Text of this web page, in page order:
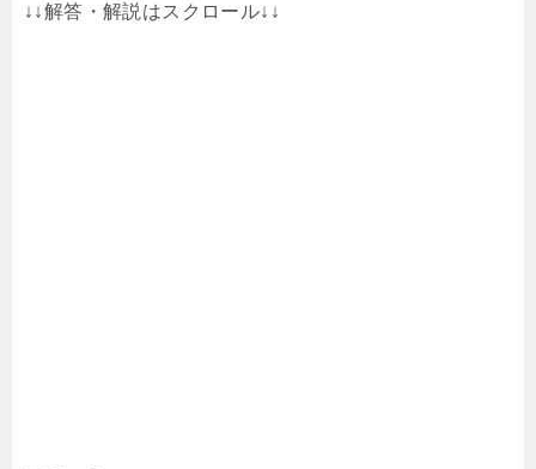
↓↓解答・解説はスクロール↓↓